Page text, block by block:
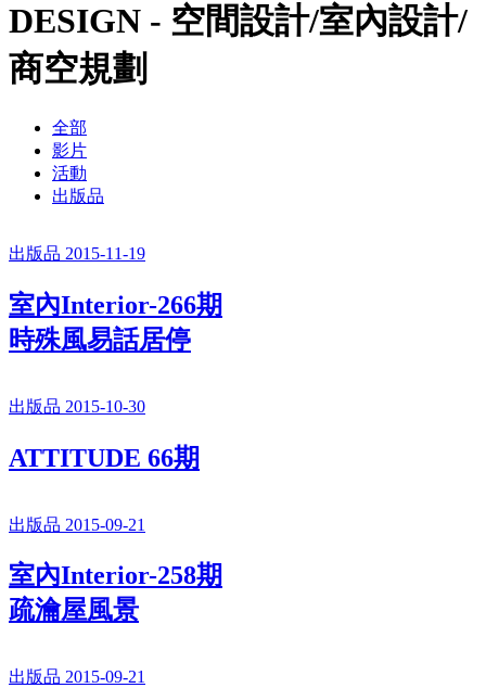
DESIGN - 空間設計/室內設計/
商空規劃
全部
影片
活動
出版品
出版品 2015-11-19
室內Interior-266期
時殊風易話居停
出版品 2015-10-30
ATTITUDE 66期
出版品 2015-09-21
室內Interior-258期
疏瀹屋風景
出版品 2015-09-21